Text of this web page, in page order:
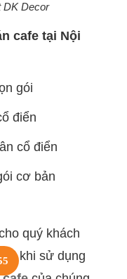
DK Decor
cafe tại Nội
gói
điển
cổ điển
cơ bản
quý khách
khi sử dụng